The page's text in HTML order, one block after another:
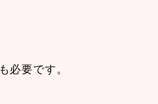
も必要です。